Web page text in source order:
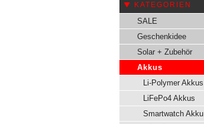
KATEGORIEN
SALE
Geschenkidee
Solar + Zubehör
Akkus
Li-Polymer Akkus
LiFePo4 Akkus
Smartwatch Akku